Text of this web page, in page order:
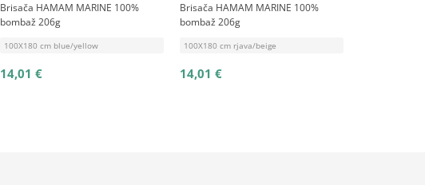
Brisača HAMAM MARINE 100%
bombaž 206g
100X180 cm blue/yellow
14,01 €
Brisača HAMAM MARINE 100%
bombaž 206g
100X180 cm rjava/beige
14,01 €